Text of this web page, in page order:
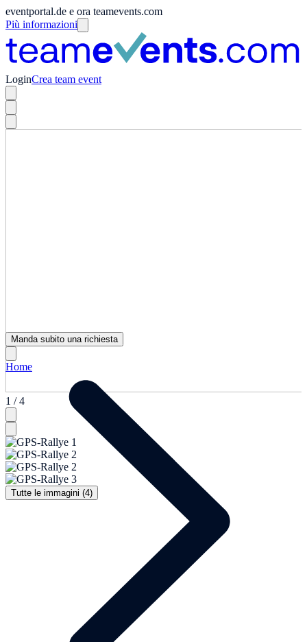
eventportal.de e ora teamevents.com
Più informazioni
LoginCrea team event
1 / 4
Tutte le immagini (4)
Manda subito una richiesta
Home